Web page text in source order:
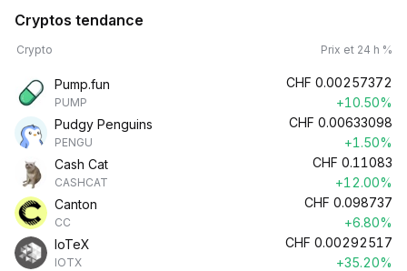
Cryptos tendance
Crypto Prix et 24 h %
Pump.fun
PUMP
CHF 0.00257372
+10.50%
Pudgy Penguins
PENGU
CHF 0.00633098
+1.50%
Cash Cat
CASHCAT
CHF 0.11083
+12.00%
Canton
CC
CHF 0.098737
+6.80%
IoTeX
IOTX
CHF 0.00292517
+35.20%